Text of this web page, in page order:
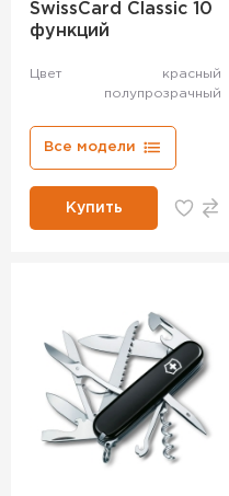
SwissCard Classic 10
функций
Цвет
красный
полупрозрачный
Все модели
Купить